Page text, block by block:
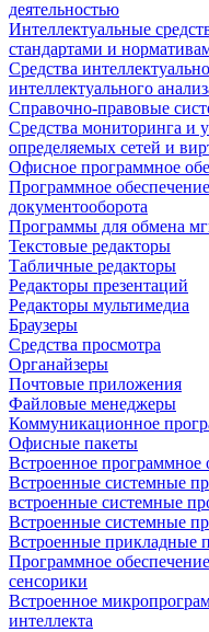
деятельностью
Интеллектуальные
стандартами и
Средства
интеллектуального
Справочно-правовые
Средства мониторинга и
определяемых сетей и
Офисное программное
Программное
документооборота
Программы для обмена
Текстовые редакторы
Табличные редакторы
Редакторы презентаций
Редакторы мультимедиа
Браузеры
Средства просмотра
Органайзеры
Почтовые приложения
Файловые менеджеры
Коммуникационное
Офисные пакеты
Встроенное программное
Встроенные системные
встроенные системные
Встроенные системные
Встроенные прикладные
Программное
сенсорики
Встроенное
интеллекта